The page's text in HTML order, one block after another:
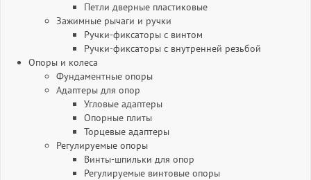
Петли дверные пластиковые
Зажимные рычаги и ручки
Ручки-фиксаторы c винтом
Ручки-фиксаторы c внутренней резьбой
Опоры и колеса
Фундаментные опоры
Адаптеры для опор
Угловые адаптеры
Опорные плиты
Торцевые адаптеры
Регулируемые опоры
Винты-шпильки для опор
Регулируемые винтовые опоры